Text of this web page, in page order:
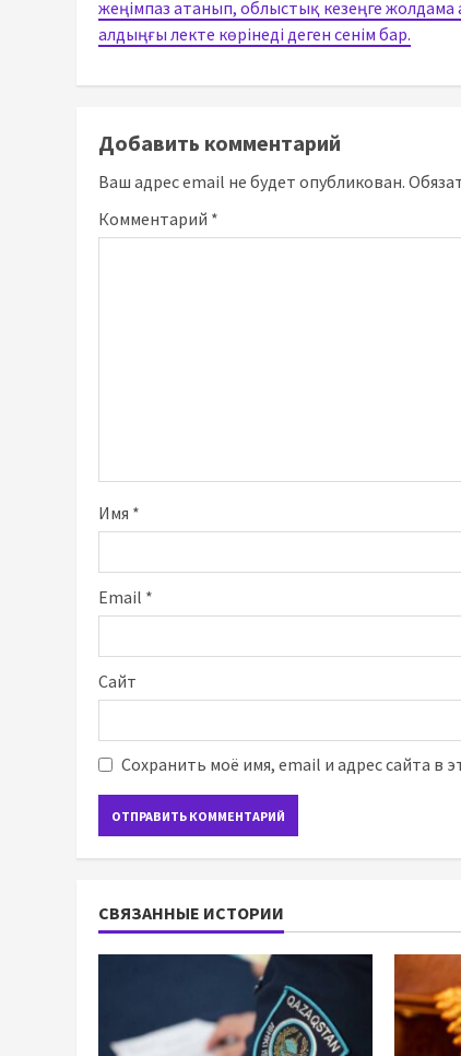
жеңімпаз атанып, облыстық кезеңге жолдама
алдыңғы лекте көрінеді деген сенім бар.
Добавить комментарий
Ваш адрес email не будет опубликован.
Комментарий *
Имя *
Email *
Сайт
Сохранить моё имя, email и адрес сайта в
СВЯЗАННЫЕ ИСТОРИИ